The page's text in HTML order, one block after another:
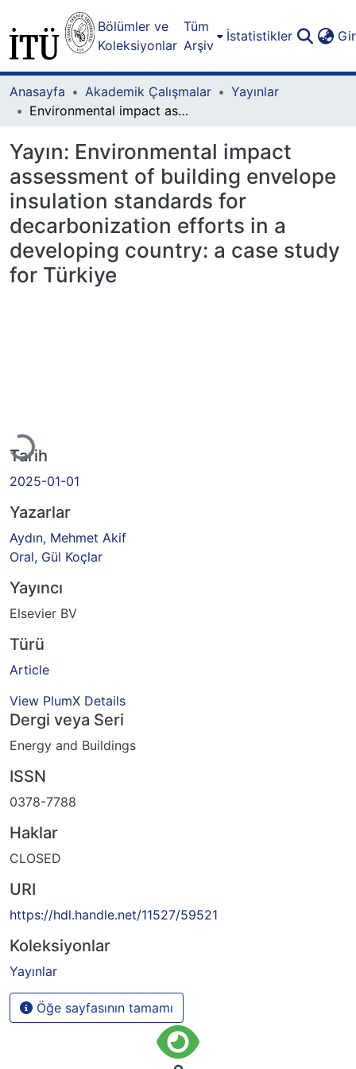
Bölümler ve
Koleksiyonlar
Tüm
Arşiv
İstatistikler
Anasayfa Akademik Çalışmalar
Yayınlar
Environmental impact assessment of building envelope insulation standards for decarbonization efforts in a developing country: a case study for Türkiye
Yayın: Environmental impact
assessment of building envelope
insulation standards for
decarbonization efforts in a
developing country: a case study
for Türkiye
Yükleniyor...
Tarih
2025-01-01
Yazarlar
Aydın, Mehmet Akif
Oral, Gül Koçlar
Yayıncı
Elsevier BV
Türü
Article
View PlumX Details
Dergi veya Seri
Energy and Buildings
ISSN
0378-7788
Haklar
CLOSED
URI
https://hdl.handle.net/11527/59521
Koleksiyonlar
Yayınlar
Öğe sayfasının tamamı